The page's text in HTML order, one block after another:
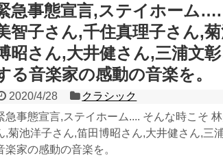
急事態宣言,ステイホーム
智子さん,千住真理子さん,
昭さん,大井健さん,三浦文
る音楽家の感動の音楽を。
2020/4/28
クラシック
急事態宣言,ステイホーム.... そんな時こそ
,菊池洋子さん,笛田博昭さん,大井健さん,三
楽家の感動の音楽を。